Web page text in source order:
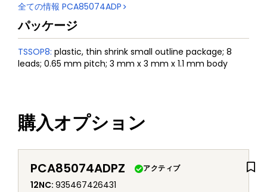
全ての情報 PCA85074ADP
パッケージ
TSSOP8: plastic, thin shrink small outline package; 8
leads; 0.65 mm pitch; 3 mm x 3 mm x 1.1 mm body
購入オプション
PCA85074ADPZ アクティブ
12NC: 935467426431